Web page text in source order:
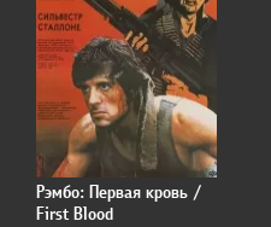
Рэмбо: Первая кровь /
First Blood